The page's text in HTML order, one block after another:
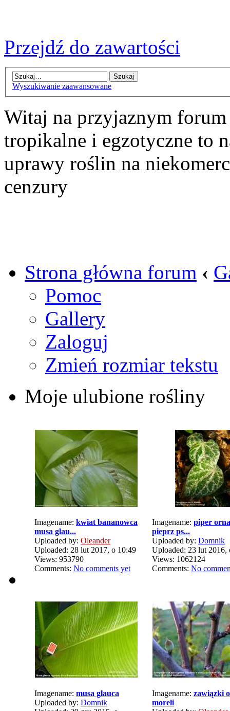
Przejdź do zawartości
Wyszukiwanie zaawansowane
Witaj na przyjaznym
tropikalne i egzotyczne to
uprawy roślin na
cenzury
Strona główna forum ‹
Pomoc
Gallery
Zaloguj
Zmień rozmiar tekstu
Moje ulubione rośliny
Imagename: kwiat bananowca
musa glau...
Uploaded by: Oleander
Uploaded: 28 lut 2017, o 10:49
Views: 953790
Comments: No comments yet
Imagename: piper
pieprz ps...
Uploaded by: Domnik
Uploaded: 23 lut 2016,
Views: 1062124
Comments: No
Imagename: musa glauca
Uploaded by: Domnik
Imagename: zawiązki
moreli